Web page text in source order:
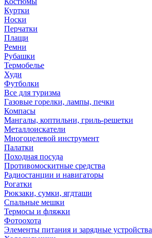
Куртки
Носки
Перчатки
Плащи
Ремни
Рубашки
Термобелье
Худи
Футболки
Все для туризма
Газовые горелки, лампы, печки
Компасы
Мангалы, коптильни, гриль-решетки
Металлоискатели
Многоцелевой инструмент
Палатки
Походная посуда
Противомоскитные средства
Радиостанции и навигаторы
Рогатки
Рюкзаки, сумки, ягдташи
Спальные мешки
Термосы и фляжки
Фотоохота
Элементы питания и зарядные устройства